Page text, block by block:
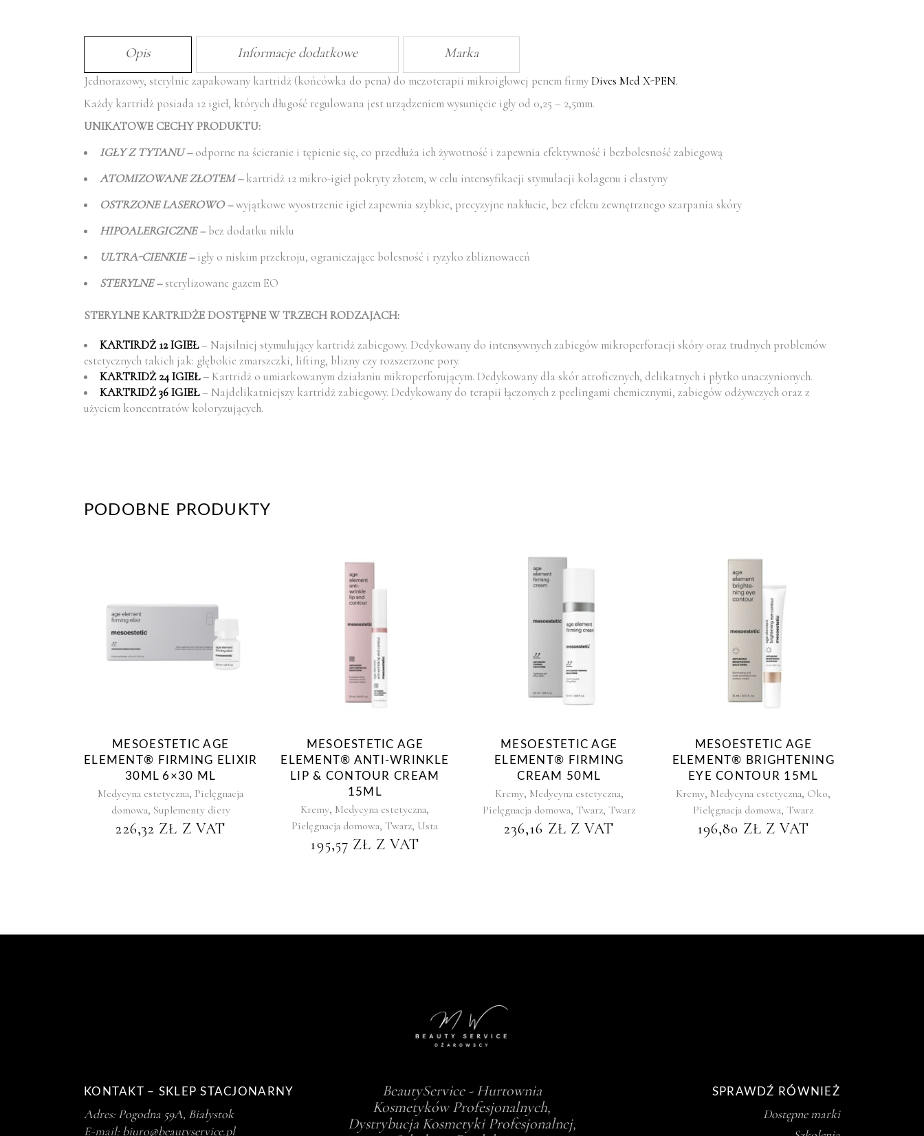
Opis Informacje dodatkowe Marka
Jednorazowy, sterylnie zapakowany kartridż (końcówka do pena) do mezoterapii mikroigłowej penem firmyDives Med X-PEN.
Każdy kartridż posiada 12 igieł, których długość regulowana jest urządzeniem wysunięcie igły od 0,25 – 2,5mm.
UNIKATOWE CECHY PRODUKTU:
IGŁY Z TYTANU –odporne na ścieranie i tępienie się, co przedłuża ich żywotność i zapewnia efektywność i bezbolesność zabiegową
ATOMIZOWANE ZŁOTEM –kartridż 12 mikro-igieł pokryty złotem, w celu intensyfikacji stymulacji kolagenu i elastyny
OSTRZONE LASEROWO –wyjątkowe wyostrzenie igieł zapewnia szybkie, precyzyjne nakłucie, bez efektu zewnętrznego szarpania skóry
HIPOALERGICZNE –bez dodatku niklu
ULTRA-CIENKIE –igły o niskim przekroju, ograniczające bolesność i ryzyko zbliznowaceń
STERYLNE –sterylizowane gazem EO
STERYLNE KARTRIDŻE DOSTĘPNE W TRZECH RODZAJACH:
KARTIRDŻ 12 IGIEŁ– Najsilniej stymulujący kartridż zabiegowy. Dedykowany do intensywnych zabiegów mikroperforacji skóry oraz trudnych problemów
estetycznych takich jak: głębokie zmarszczki, lifting, blizny czy rozszerzone pory.
KARTRIDŻ 24 IGIEŁ– Kartridż o umiarkowanym działaniu mikroperforującym. Dedykowany dla skór atroficznych, delikatnych i płytko unaczynionych.
KARTRIDŻ 36 IGIEŁ– Najdelikatniejszy kartridż zabiegowy. Dedykowany do terapii łączonych z peelingami chemicznymi, zabiegów odżywczych oraz z
użyciem koncentratów koloryzujących.
PODOBNE PRODUKTY
MESOESTETIC AGE
ELEMENT® FIRMING ELIXIR
30ML 6×30 ML
Medycyna estetyczna, Pielęgnacja
domowa, Suplementy diety
226,32 ZŁ Z VAT
MESOESTETIC AGE
ELEMENT® ANTI-WRINKLE
LIP & CONTOUR CREAM
15ML
Kremy, Medycyna estetyczna,
Pielęgnacja domowa,Twarz, Usta
195,57 ZŁ Z VAT
MESOESTETIC AGE
ELEMENT® FIRMING
CREAM 50ML
Kremy, Medycyna estetyczna,
Pielęgnacja domowa,Twarz,Twarz
236,16 ZŁ Z VAT
MESOESTETIC AGE
ELEMENT® BRIGHTENING
EYE CONTOUR 15ML
Kremy, Medycyna estetyczna, Oko,
Pielęgnacja domowa,Twarz
196,80 ZŁ Z VAT
KONTAKT – SKLEP STACJONARNY
Adres: Pogodna 59A, Białystok
E-mail: biuro@beautyservice.pl
BeautyService - Hurtownia
Kosmetyków Profesjonalnych,
Dystrybucja Kosmetyki Profesjonalnej,
SPRAWDŹ RÓWNIEŻ
Dostępne marki